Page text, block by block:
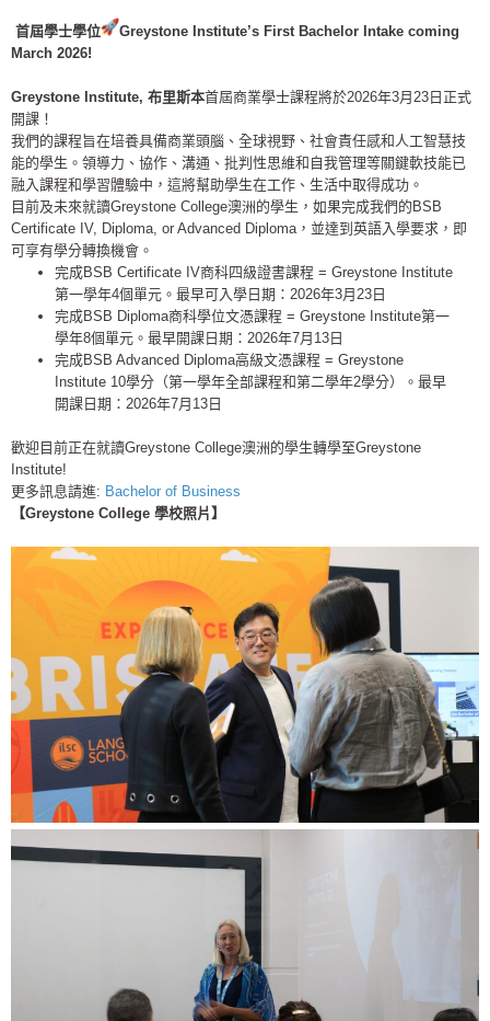
首屆學士學位
Greystone Institute’s First Bachelor Intake coming
March 2026!
Greystone Institute, 布里斯本首屆商業學士課程將於2026年3月23日正式
開課！
我們的課程旨在培養具備商業頭腦、全球視野、 社會責任感和人工智慧技
能的學生。領導力、協作、溝通、 批判性思維和自我管理等關鍵軟技能已
融入課程和學習體驗中， 這將幫助學生在工作、生活中取得成功。
目前及未來就讀Greystone College澳洲的學生，如果完成我們的BSB
Certificate IV, Diploma, or Advanced Diploma，並達到英語入學要求，即
可享有學分轉換機會。
完成BSB Certificate IV商科四級證書課程 = Greystone Institute
第一學年4個單元。最早可入學日期： 2026年3月23日
完成BSB Diploma商科學位文憑課程 = Greystone Institute第一
學年8個單元。最早開課日期： 2026年7月13日
完成BSB Advanced Diploma高級文憑課程 = Greystone
Institute 10學分（第一學年全部課程和第二學年2學分）。最早
開課日期： 2026年7月13日
歡迎目前正在就讀Greystone College澳洲的學生轉學至Greystone
Institute!
更多訊息請進: Bachelor of Business
【Greystone College 學校照片】